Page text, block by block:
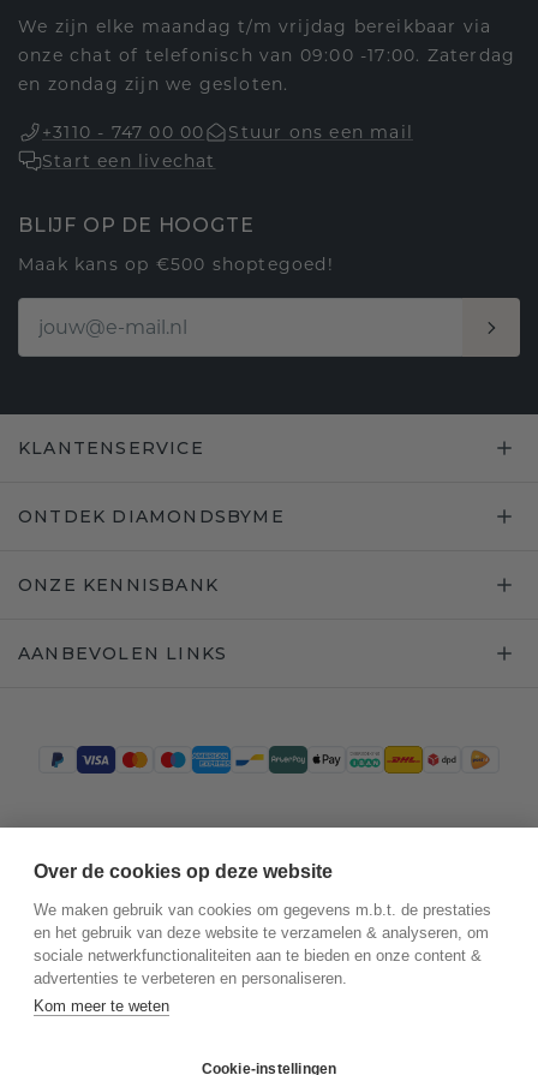
We zijn elke maandag t/m vrijdag bereikbaar via
onze chat of telefonisch van 09:00 -17:00. Zaterdag
en zondag zijn we gesloten.
+3110 - 747 00 00
Stuur ons een mail
Start een livechat
BLIJF OP DE HOOGTE
Maak kans op €500 shoptegoed!
KLANTENSERVICE
ONTDEK DIAMONDSBYME
ONZE KENNISBANK
AANBEVOLEN LINKS
Over de cookies op deze website
We maken gebruik van cookies om gegevens m.b.t. de prestaties
en het gebruik van deze website te verzamelen & analyseren, om
sociale netwerkfunctionaliteiten aan te bieden en onze content &
advertenties te verbeteren en personaliseren.
Kom meer te weten
Cookie-instellingen